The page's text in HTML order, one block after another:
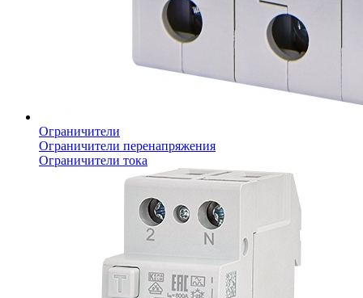
Ограничители
Ограничители перенапряжения
Ограничители тока